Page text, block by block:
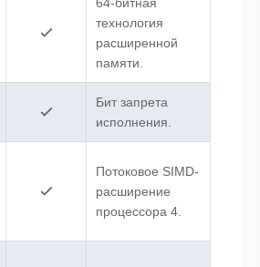
технология
расширенной
памяти.
Бит запрета
исполнения.
Потоковое SIMD-
расширение
процессора 4.